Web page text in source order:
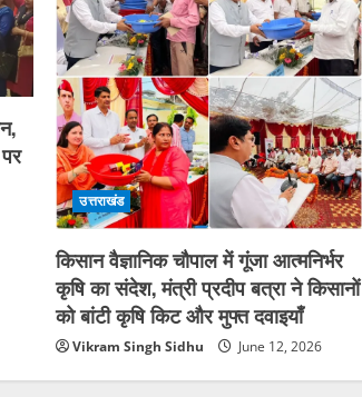
उत्तराखंड
किसान वैज्ञानिक चौपाल में गूंजा आत्मनिर्भर
कृषि का संदेश, मंत्री प्रदीप बत्रा ने किसानों
को बांटी कृषि किट और मुफ्त दवाइयाँ
Vikram Singh Sidhu June 12, 2026